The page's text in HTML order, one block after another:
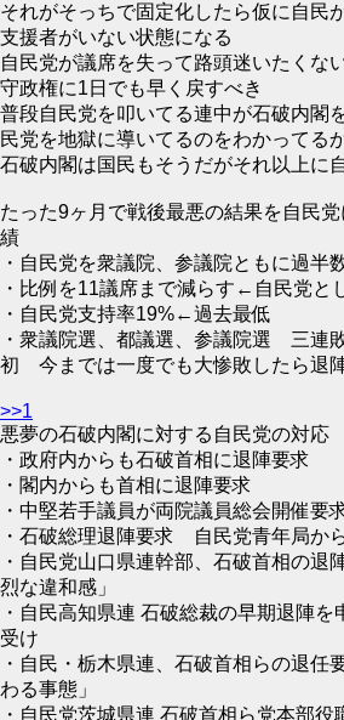
それがそっちで固定化したら仮に自民
支援者がいない状態になる
自民党が議席を失って路頭迷いたくな
守政権に1日でも早く戻すべき
普段自民党を叩いてる連中が石破内閣
民党を地獄に導いてるのをわかってる
石破内閣は国民もそうだがそれ以上に
たった9ヶ月で戦後最悪の結果を自民
績
・自民党を衆議院、参議院ともに過
・比例を11議席まで減らす←自民党と
・自民党支持率19%←過去最低
・衆議院選、都議選、参議院選 三連
初 今までは一度でも大惨敗したら退
>>1
悪夢の石破内閣に対する自民党の対応
・政府内からも石破首相に退陣要求
・閣内からも首相に退陣要求
・中堅若手議員が両院議員総会開催要
・石破総理退陣要求 自民党青年局か
・自民党山口県連幹部、石破首相の
烈な違和感」
・自民高知県連 石破総裁の早期退陣
受け
・自民・栃木県連、石破首相らの退任
わる事態」
・自民党茨城県連 石破首相ら党本部